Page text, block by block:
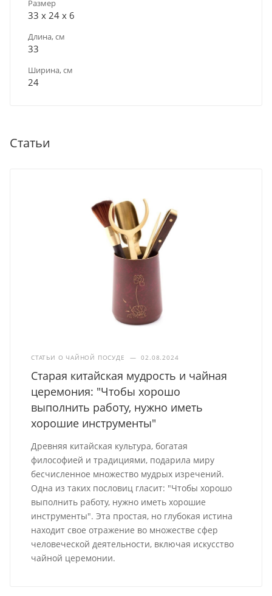
Размер
33 х 24 х 6
Длина, см
33
Ширина, см
24
Статьи
СТАТЬИ О ЧАЙНОЙ ПОСУДЕ — 02.08.2024
Старая китайская мудрость и чайная
церемония: "Чтобы хорошо
выполнить работу, нужно иметь
хорошие инструменты"
Древняя китайская культура, богатая
философией и традициями, подарила миру
бесчисленное множество мудрых изречений.
Одна из таких пословиц гласит: "Чтобы хорошо
выполнить работу, нужно иметь хорошие
инструменты". Эта простая, но глубокая истина
находит свое отражение во множестве сфер
человеческой деятельности, включая искусство
чайной церемонии.